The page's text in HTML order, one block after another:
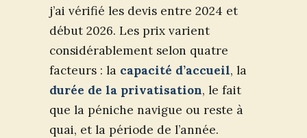
j’ai vérifié les devis entre 2024 et
début 2026. Les prix varient
considérablement selon quatre
facteurs : la capacité d’accueil, la
durée de la privatisation, le fait
que la péniche navigue ou reste à
quai, et la période de l’année.